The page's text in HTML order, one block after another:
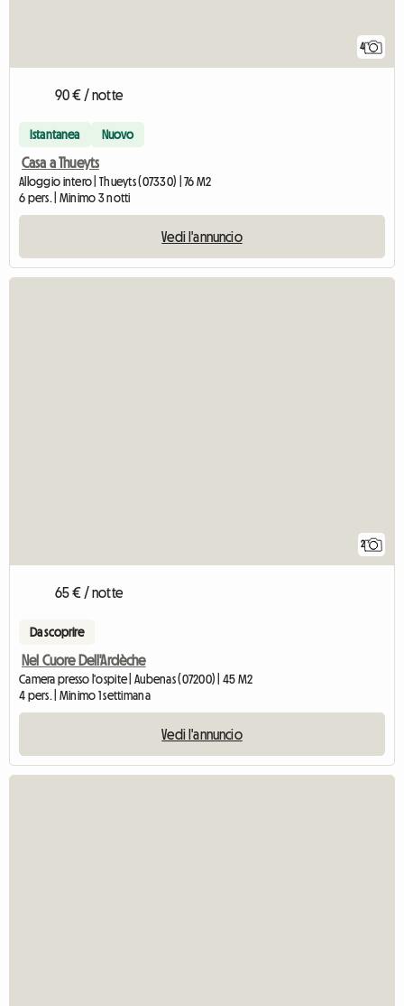
4
90 € / notte
Istantanea Nuovo
Casa a Thueyts
Alloggio intero | Thueyts (07330) | 76 M2
6 pers. | Minimo 3 notti
Vedi l'annuncio
2
65 € / notte
Da scoprire
Nel Cuore Dell'Ardèche
Camera presso l'ospite | Aubenas (07200) | 45 M2
4 pers. | Minimo 1 settimana
Vedi l'annuncio